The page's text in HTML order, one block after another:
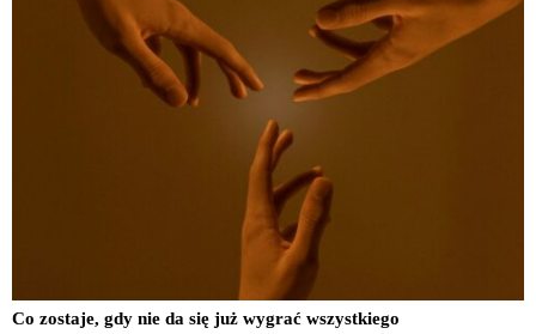
Co zostaje, gdy nie da się już wygrać wszystkiego